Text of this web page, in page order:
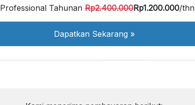
Font
A
Font
Sedang
A
Font
Besar
Professional Tahunan Rp2.400.000Rp1.200.000/thn
Dapatkan Sekarang »